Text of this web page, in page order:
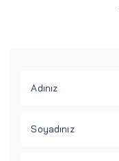
Adınız
Soyadınız